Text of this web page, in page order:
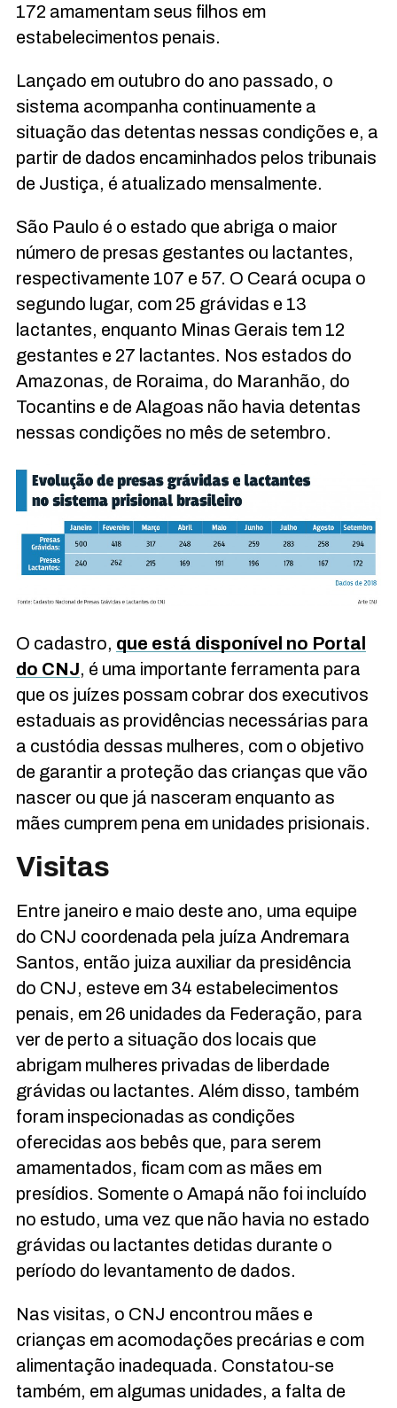
172 amamentam seus filhos em
estabelecimentos penais.
Lançado em outubro do ano passado, o
sistema acompanha continuamente a
situação das detentas nessas condições e, a
partir de dados encaminhados pelos tribunais
de Justiça, é atualizado mensalmente.
São Paulo é o estado que abriga o maior
número de presas gestantes ou lactantes,
respectivamente 107 e 57. O Ceará ocupa o
segundo lugar, com 25 grávidas e 13
lactantes, enquanto Minas Gerais tem 12
gestantes e 27 lactantes. Nos estados do
Amazonas, de Roraima, do Maranhão, do
Tocantins e de Alagoas não havia detentas
nessas condições no mês de setembro.
O cadastro, que está disponível no Portal
do CNJ, é uma importante ferramenta para
que os juízes possam cobrar dos executivos
estaduais as providências necessárias para
a custódia dessas mulheres, com o objetivo
de garantir a proteção das crianças que vão
nascer ou que já nasceram enquanto as
mães cumprem pena em unidades prisionais.
Visitas
Entre janeiro e maio deste ano, uma equipe
do CNJ coordenada pela juíza Andremara
Santos, então juiza auxiliar da presidência
do CNJ, esteve em 34 estabelecimentos
penais, em 26 unidades da Federação, para
ver de perto a situação dos locais que
abrigam mulheres privadas de liberdade
grávidas ou lactantes. Além disso, também
foram inspecionadas as condições
oferecidas aos bebês que, para serem
amamentados, ficam com as mães em
presídios. Somente o Amapá não foi incluído
no estudo, uma vez que não havia no estado
grávidas ou lactantes detidas durante o
período do levantamento de dados.
Nas visitas, o CNJ encontrou mães e
crianças em acomodações precárias e com
alimentação inadequada. Constatou-se
também, em algumas unidades, a falta de